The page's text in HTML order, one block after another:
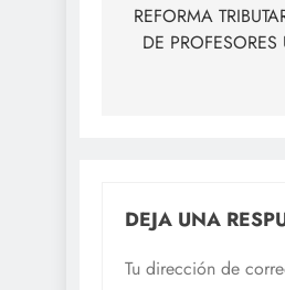
de
entradas
REFORMA
DE
DEJA UNA
Tu dirección de